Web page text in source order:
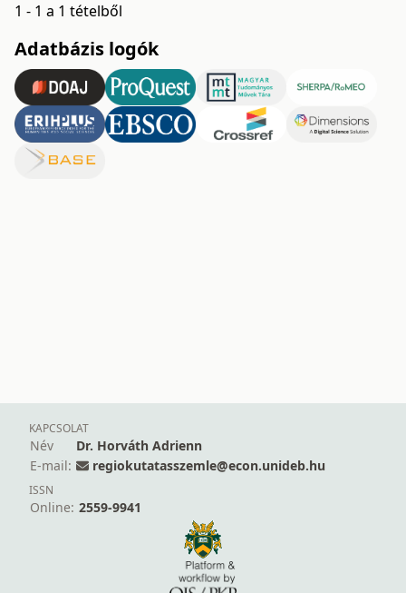
1 - 1 a 1 tételből
Adatbázis logók
KAPCSOLAT
Név
Dr. Horváth Adrienn
E-mail:
regiokutatasszemle@econ.unideb.hu
ISSN
Online: 2559-9941